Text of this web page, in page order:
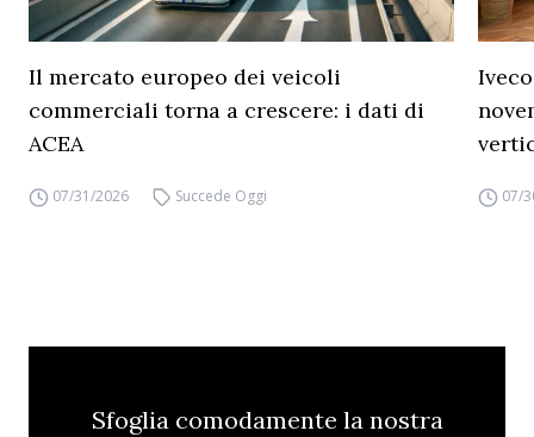
Il mercato europeo dei veicoli
commerciali torna a crescere: i dati di
ACEA
07/31/2026 Succede Oggi 07/
Sfoglia comodamente la nostra